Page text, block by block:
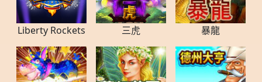
Liberty Rockets 三虎 暴龍